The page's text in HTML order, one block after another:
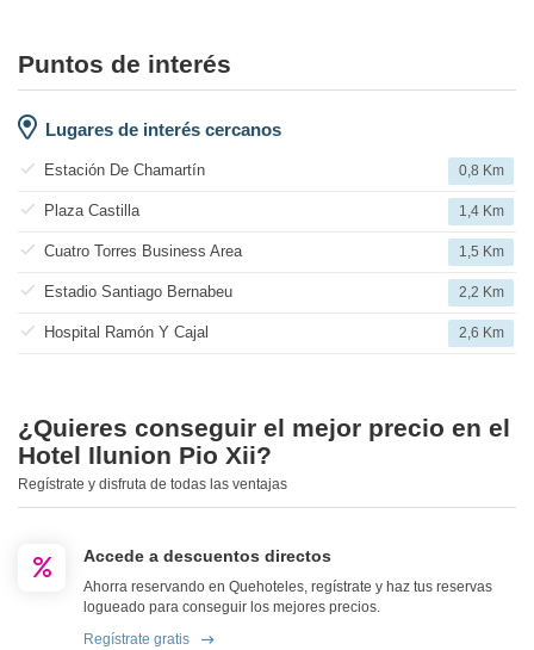
Puntos de interés
Lugares de interés cercanos
Estación De Chamartín 0,8 Km
Plaza Castilla 1,4 Km
Cuatro Torres Business Area 1,5 Km
Estadio Santiago Bernabeu 2,2 Km
Hospital Ramón Y Cajal 2,6 Km
¿Quieres conseguir el mejor precio en el
Hotel Ilunion Pio Xii?
Regístrate y disfruta de todas las ventajas
Accede a descuentos directos
Ahorra reservando en Quehoteles, regístrate y haz tus reservas
logueado para conseguir los mejores precios.
Regístrate gratis